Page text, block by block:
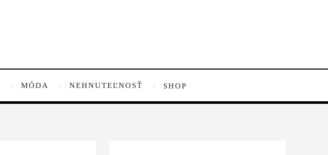
MÓDA NEHNUTEĽNOSŤ SHOP